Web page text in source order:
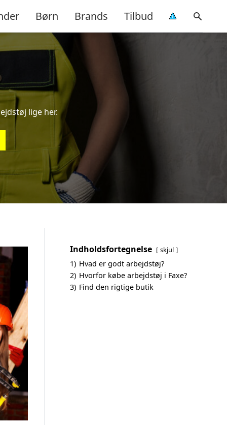
Børn Brands Tilbud
lige her.
Indholdsfortegnelse skjul
1) Hvad er godt arbejdstøj?
2) Hvorfor købe arbejdstøj i Faxe?
3) Find den rigtige butik